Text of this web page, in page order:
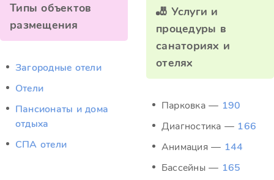
Типы объектов
размещения
Загородные отели
Отели
Пансионаты и дома
отдыха
СПА отели
🎳 Услуги и
процедуры в
санаториях и
отелях
Парковка — 190
Диагностика — 166
Анимация — 144
Бассейны — 165